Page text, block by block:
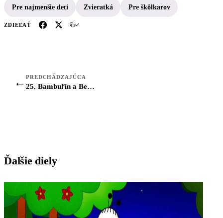
Pre najmenšie deti Zvieratká Pre škôlkarov
ZDIEĽAŤ
← PREDCHÁDZAJÚCA
25. Bambuľín a Berunka: Medové perníčky
Ďalšie diely